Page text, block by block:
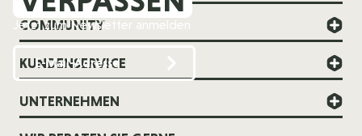
Jetzt zum Newsletter anmelden
COMMUNITY
KUNDENSERVICE
UNTERNEHMEN